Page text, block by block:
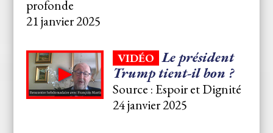
profonde
21 janvier 2025
VIDÉO Le président
Trump tient-il bon ?
Source : Espoir et Dignité
24 janvier 2025